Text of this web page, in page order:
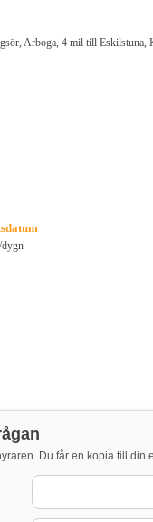
Arboga, 4 mil till Eskilstuna,
Du får en kopia till din